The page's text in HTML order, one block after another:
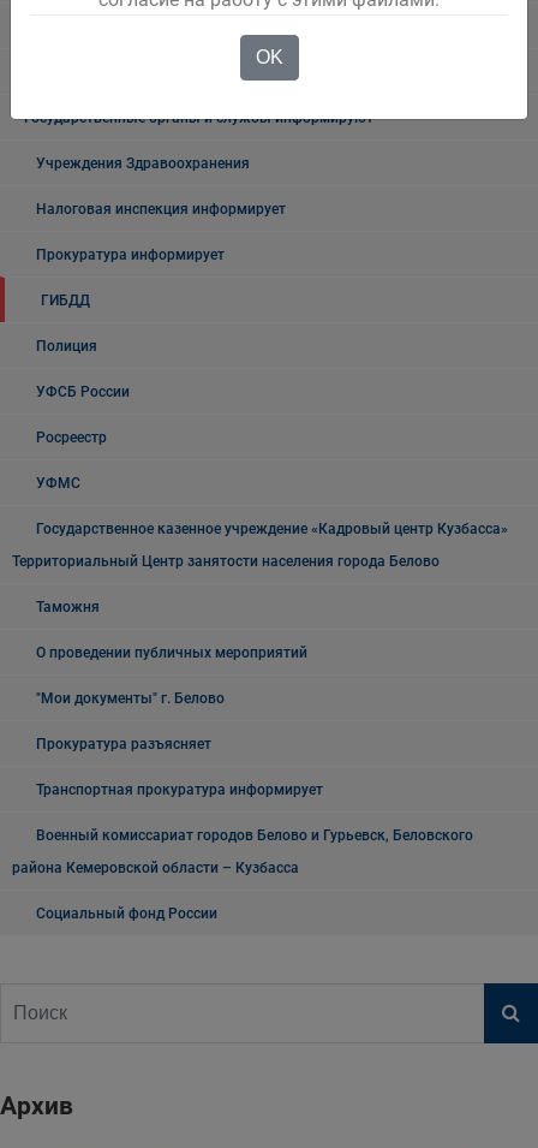
Государственные органы и службы информируют
Учреждения Здравоохранения
Налоговая инспекция информирует
Прокуратура информирует
ГИБДД
Полиция
УФСБ России
Росреестр
УФМС
Государственное казенное учреждение «Кадровый центр Кузбасса»
Территориальный Центр занятости населения города Белово
Таможня
О проведении публичных мероприятий
"Мои документы" г. Белово
Прокуратура разъясняет
Транспортная прокуратура информирует
Военный комиссариат городов Белово и Гурьевск, Беловского
района Кемеровской области – Кузбасса
Социальный фонд России
Архив
OK